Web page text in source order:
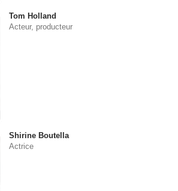
Tom Holland
Acteur, producteur
Shirine Boutella
Actrice